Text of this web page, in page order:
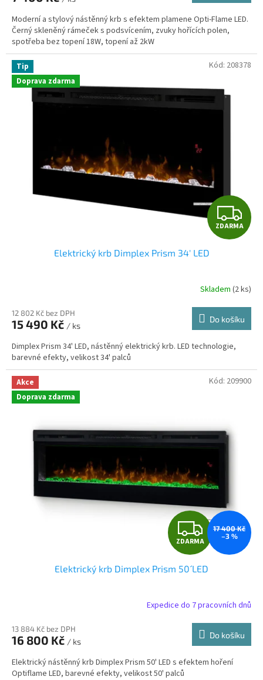
Moderní a stylový nástěnný krb s efektem plamene Opti-Flame LED.
Černý skleněný rámeček s podsvícením, zvuky hořících polen,
spotřeba bez topení 18W, topení až 2kW
Tip
Doprava zdarma
Z
D
R
M
A
ZDARMA
Elektrický krb Dimplex Prism 34' LED
Skladem (2 ks)
12 802 Kč bez DPH
15 490 Kč / ks
Do košíku
Dimplex Prism 34' LED, nástěnný elektrický krb. LED technologie,
barevné efekty, velikost 34' palců
Kód: 208378
Akce
Doprava zdarma
Z
D
A
R
M
A
ZDARMA
17 400 Kč
–3 %
Elektrický krb Dimplex Prism 50´ LED
Expedice do 7 pracovních dnů
13 884 Kč bez DPH
16 800 Kč / ks
Do košíku
Elektrický nástěnný krb Dimplex Prism 50' LED s efektem hoření
Optiflame LED, barevné efekty, velikost 50' palců
Kód: 209900